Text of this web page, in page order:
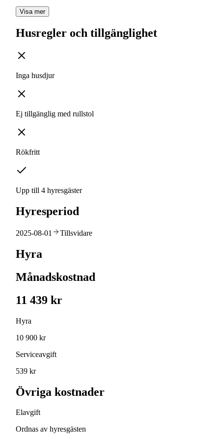
Visa mer
Husregler och tillgänglighet
Inga husdjur
Ej tillgänglig med rullstol
Rökfritt
Upp till 4 hyresgäster
Hyresperiod
2025-08-01 Tillsvidare
Hyra
Månadskostnad
11 439 kr
Hyra
10 900 kr
Serviceavgift
539 kr
Övriga kostnader
Elavgift
Ordnas av hyresgästen